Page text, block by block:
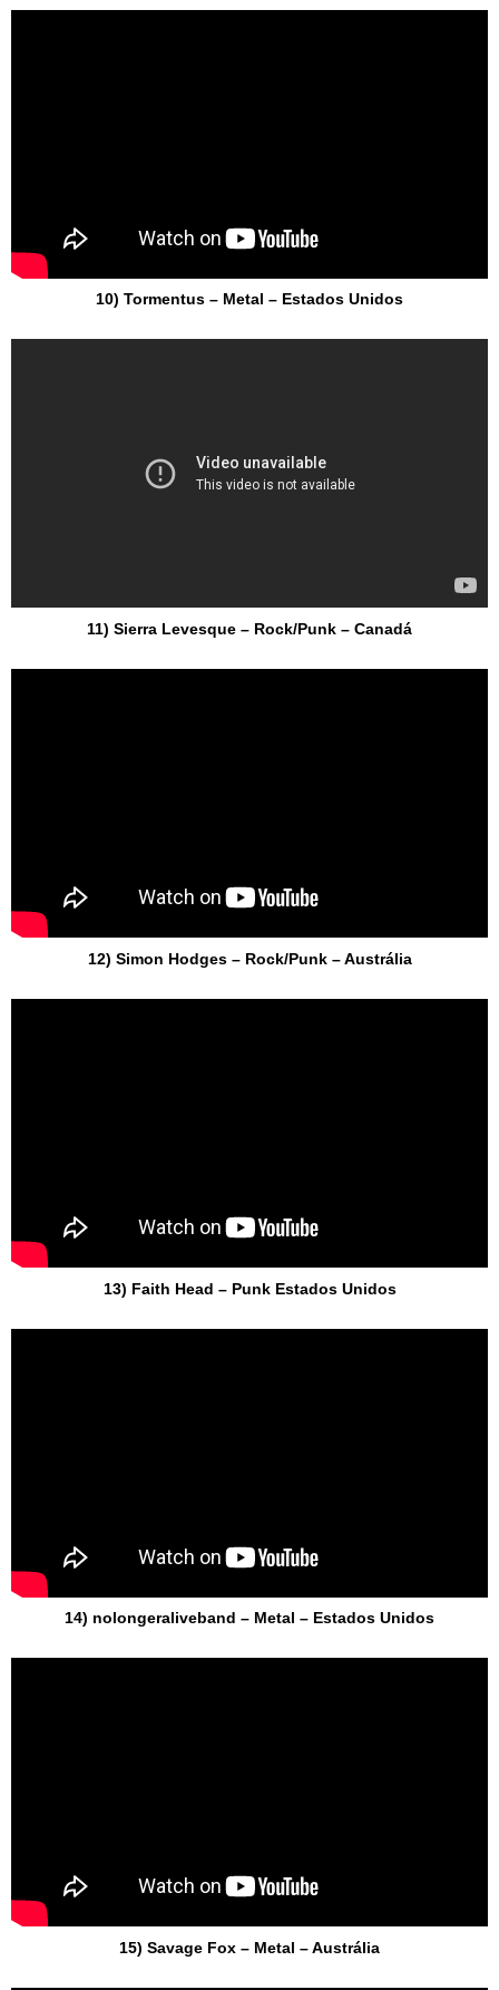
10) Tormentus – Metal – Estados Unidos
11) Sierra Levesque – Rock/Punk – Canadá
12) Simon Hodges – Rock/Punk – Austrália
13) Faith Head – Punk Estados Unidos
14) nolongeraliveband – Metal – Estados Unidos
15) Savage Fox – Metal – Austrália